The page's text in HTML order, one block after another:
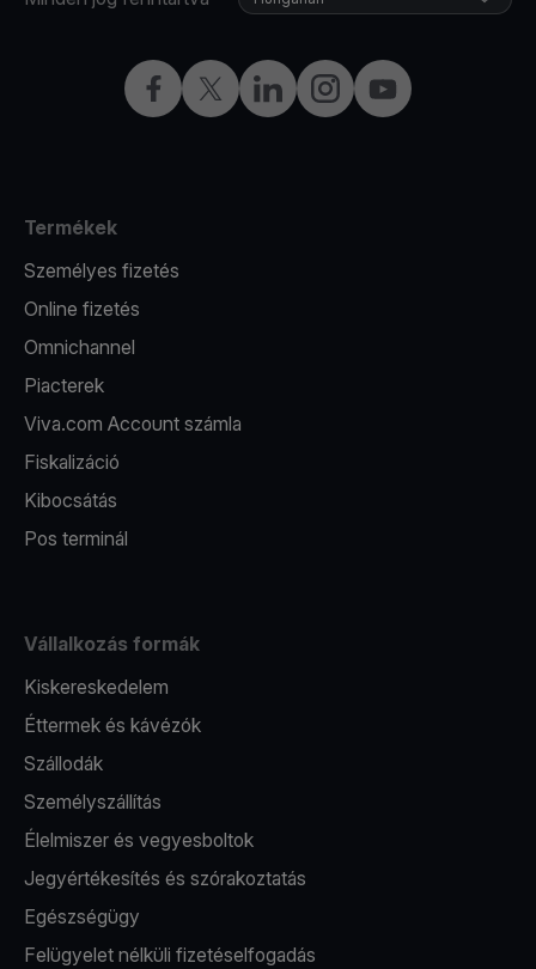
FacebookTwitterLinkedInInstagramYouTube
Termékek
Személyes fizetés
Online fizetés
Omnichannel
Piacterek
Viva.com Account számla
Fiskalizáció
Kibocsátás
Pos terminál
Vállalkozás formák
Kiskereskedelem
Éttermek és kávézók
Szállodák
Személyszállítás
Élelmiszer és vegyesboltok
Jegyértékesítés és szórakoztatás
Egészségügy
Felügyelet nélküli fizetéselfogadás